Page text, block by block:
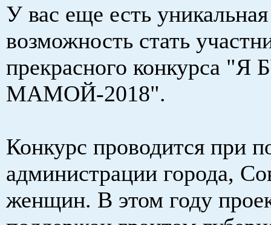
У вас еще есть уникальная
возможность стать
прекрасного конкурса "Я
МАМОЙ-2018".
Конкурс проводится при
администрации города,
женщин. В этом году